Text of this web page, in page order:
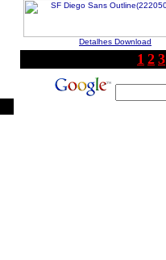
Detalhes Download
1 2 3